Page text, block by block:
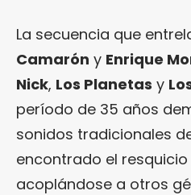
La secuencia que
Camarón y Enrique
Nick, Los Planetas y
período de 35 años
sonidos tradicionales
encontrado el
acoplándose a otros